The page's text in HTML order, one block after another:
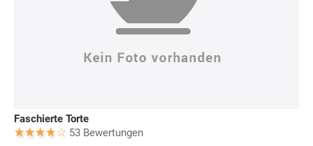
Faschierte Torte
53 Bewertungen